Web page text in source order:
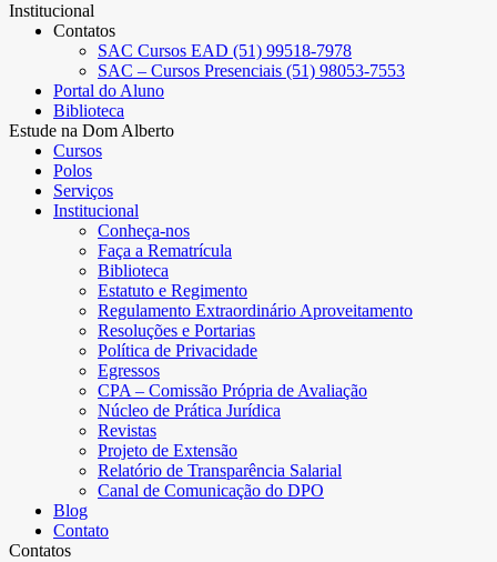
Institucional
Contatos
SAC Cursos EAD (51) 99518-7978
SAC – Cursos Presenciais (51) 98053-7553
Portal do Aluno
Biblioteca
Estude na Dom Alberto
Cursos
Polos
Serviços
Institucional
Conheça-nos
Faça a Rematrícula
Biblioteca
Estatuto e Regimento
Regulamento Extraordinário Aproveitamento
Resoluções e Portarias
Política de Privacidade
Egressos
CPA – Comissão Própria de Avaliação
Núcleo de Prática Jurídica
Revistas
Projeto de Extensão
Relatório de Transparência Salarial
Canal de Comunicação do DPO
Blog
Contato
Contatos